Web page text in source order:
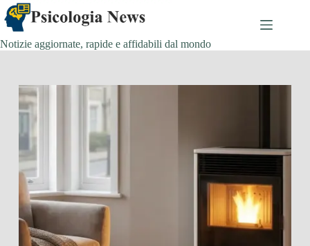
Salta
al
contenuto
Notizie aggiornate, rapide e affidabili dal mondo